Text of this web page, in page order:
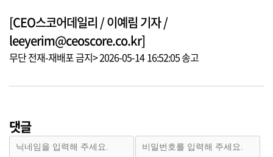
[CEO스코어데일리 / 이예림 기자 /
leeyerim@ceoscore.co.kr]
무단 전재-재배포 금지> 2026-05-14 16:52:05 송고
댓글